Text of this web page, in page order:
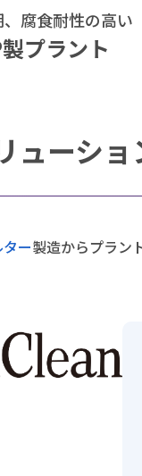
腐食耐性の高い
プラント
ューショ
ー製造からプラン